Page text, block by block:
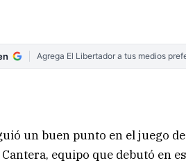
Agrega El Libertador a tus medios
un buen punto en el juego
equipo que debutó en